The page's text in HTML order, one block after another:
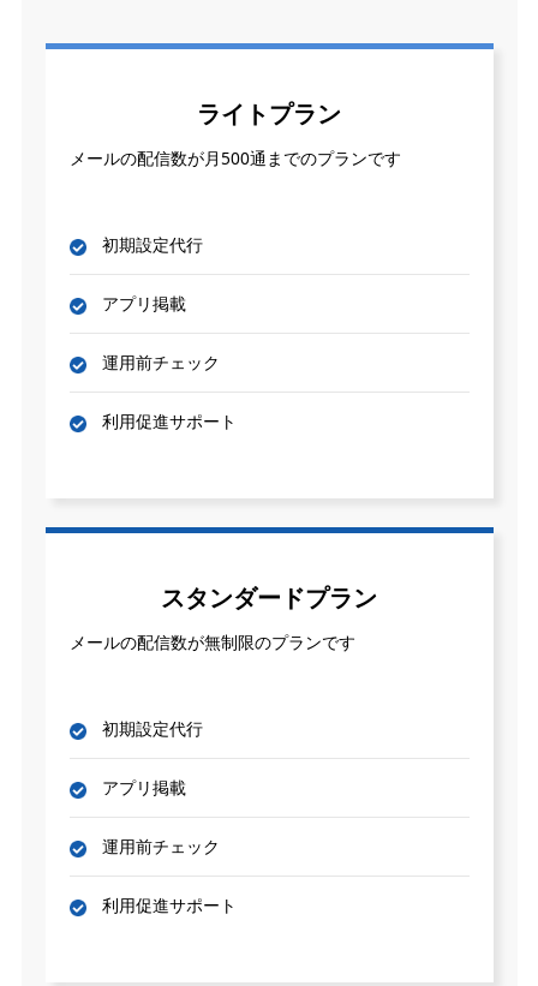
ライトプラン
メールの配信数が月500通までのプランです
初期設定代行
アプリ掲載
運用前チェック
利用促進サポート
スタンダードプラン
メールの配信数が無制限のプランです
初期設定代行
アプリ掲載
運用前チェック
利用促進サポート